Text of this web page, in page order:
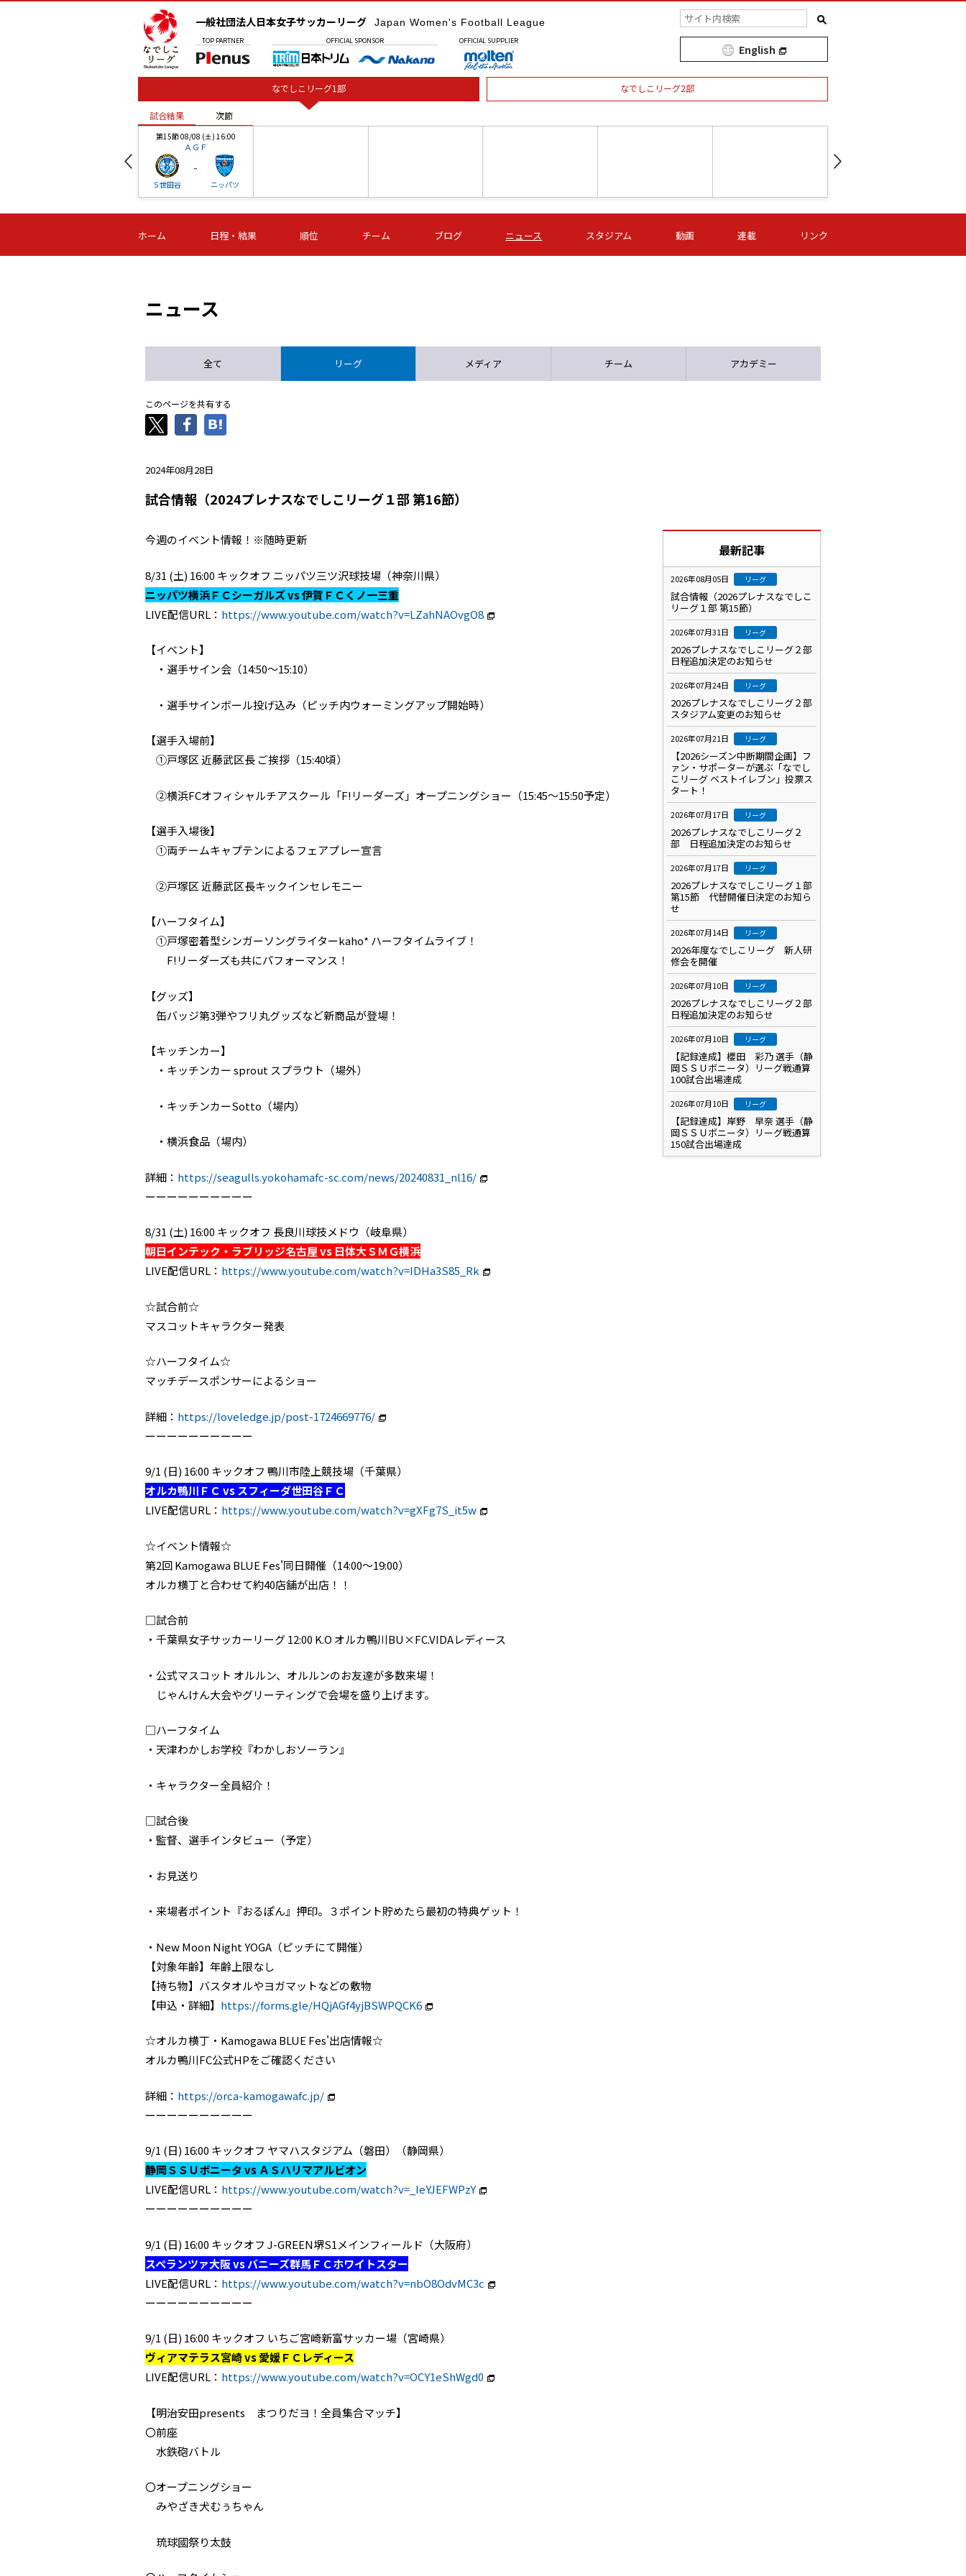
一般社団法人日本女子サッカーリーグ Japan Women's Football League
TOP PARTNER OFFICIAL SPONSOR OFFICIAL SUPPLIER
English
なでしこリーグ1部 なでしこリーグ2部
試合結果 次節
第15節 08/08 (土) 16:00
ＡＧＦ
Ｓ世田谷
-
ニッパツ
-
第16節 09/05 (土) 15:00
ニッパツ
-
第16節 09/05 (土) 15:00
石人の星
-
第16節 09/05 (土) 16:00
ＡＧＦ
-
いちご
-
第16節 09/06 (日) 15:00
-
第16節 09/06 (日) 15:00
- -
試合結果 次節
ホーム 日程・結果 順位 チーム ブログ ニュース スタジアム 動画 連載 リンク
ニュース
全て リーグ メディア チーム アカデミー
このページを共有する
2024年08月28日
試合情報（2024プレナスなでしこリーグ１部 第16節）
今週のイベント情報！※随時更新
8/31 (土) 16:00 キックオフ ニッパツ三ツ沢球技場（神奈川県）
ニッパツ横浜ＦＣシーガルズ vs 伊賀ＦＣくノ一三重
LIVE配信URL： https://www.youtube.com/watch?v=LZahNAOvgO8
【イベント】
・選手サイン会（14:50～15:10）
・選手サインボール投げ込み（ピッチ内ウォーミングアップ開始時）
【選手入場前】
①戸塚区 近藤武区長 ご挨拶（15:40頃）
②横浜FCオフィシャルチアスクール「F!リーダーズ」オープニングショー（15:45～15:50予定）
【選手入場後】
①両チームキャプテンによるフェアプレー宣言
②戸塚区 近藤武区長キックインセレモニー
【ハーフタイム】
①戸塚密着型シンガーソングライターkaho* ハーフタイムライブ！
F!リーダーズも共にパフォーマンス！
【グッズ】
缶バッジ第3弾やフリ丸グッズなど新商品が登場！
【キッチンカー】
・キッチンカー sprout スプラウト（場外）
・キッチンカーSotto（場内）
・横浜食品（場内）
詳細： https://seagulls.yokohamafc-sc.com/news/20240831_nl16/
ーーーーーーーーーー
8/31 (土) 16:00 キックオフ 長良川球技メドウ（岐阜県）
朝日インテック・ラブリッジ名古屋 vs 日体大ＳＭＧ横浜
LIVE配信URL： https://www.youtube.com/watch?v=IDHa3S85_Rk
☆試合前☆
マスコットキャラクター発表
☆ハーフタイム☆
マッチデースポンサーによるショー
詳細： https://loveledge.jp/post-1724669776/
ーーーーーーーーーー
9/1 (日) 16:00 キックオフ 鴨川市陸上競技場（千葉県）
オルカ鴨川ＦＣ vs スフィーダ世田谷ＦＣ
LIVE配信URL： https://www.youtube.com/watch?v=gXFg7S_it5w
☆イベント情報☆
第2回 Kamogawa BLUE Fes'同日開催（14:00～19:00）
オルカ横丁と合わせて約40店舗が出店！！
□試合前
・千葉県女子サッカーリーグ 12:00 K.O オルカ鴨川BU×FC.VIDAレディース
・公式マスコット オルルン、オルルンのお友達が多数来場！
じゃんけん大会やグリーティングで会場を盛り上げます。
□ハーフタイム
・天津わかしお学校『わかしおソーラン』
・キャラクター全員紹介！
□試合後
・監督、選手インタビュー（予定）
・お見送り
・来場者ポイント『おるぽん』押印。３ポイント貯めたら最初の特典ゲット！
・New Moon Night YOGA（ピッチにて開催）
【対象年齢】年齢上限なし
【持ち物】バスタオルやヨガマットなどの敷物
【申込・詳細】 https://forms.gle/HQjAGf4yjBSWPQCK6
☆オルカ横丁・Kamogawa BLUE Fes'出店情報☆
オルカ鴨川FC公式HPをご確認ください
詳細： https://orca-kamogawafc.jp/
ーーーーーーーーーー
9/1 (日) 16:00 キックオフ ヤマハスタジアム（磐田）（静岡県）
静岡ＳＳＵボニータ vs ＡＳハリマアルビオン
LIVE配信URL： https://www.youtube.com/watch?v=_IeYJEFWPzY
ーーーーーーーーーー
9/1 (日) 16:00 キックオフ J-GREEN堺S1メインフィールド（大阪府）
スペランツァ大阪 vs バニーズ群馬ＦＣホワイトスター
LIVE配信URL： https://www.youtube.com/watch?v=nbO8OdvMC3c
ーーーーーーーーーー
9/1 (日) 16:00 キックオフ いちご宮崎新富サッカー場（宮崎県）
ヴィアマテラス宮崎 vs 愛媛ＦＣレディース
LIVE配信URL： https://www.youtube.com/watch?v=OCY1eShWgd0
【明治安田presents まつりだヨ！全員集合マッチ】
〇前座
水鉄砲バトル
〇オープニングショー
みやざき犬むぅちゃん
琉球國祭り太鼓
最新記事
2026年08月05日 リーグ
試合情報（2026プレナスなでしこ
リーグ１部 第15節）
2026年07月31日 リーグ
2026プレナスなでしこリーグ２部
日程追加決定のお知らせ
2026年07月24日 リーグ
2026プレナスなでしこリーグ２部
スタジアム変更のお知らせ
2026年07月21日 リーグ
【2026シーズン中断期間企画】フ
ァン・サポーターが選ぶ「なでし
こリーグ ベストイレブン」投票ス
タート！
2026年07月17日 リーグ
2026プレナスなでしこリーグ２
部 日程追加決定のお知らせ
2026年07月17日 リーグ
2026プレナスなでしこリーグ１部
第15節 代替開催日決定のお知ら
せ
2026年07月14日 リーグ
2026年度なでしこリーグ 新人研
修会を開催
2026年07月10日 リーグ
2026プレナスなでしこリーグ２部
日程追加決定のお知らせ
2026年07月10日 リーグ
【記録達成】櫻田 彩乃 選手（静
岡ＳＳＵボニータ）リーグ戦通算
100試合出場達成
2026年07月10日 リーグ
【記録達成】岸野 早奈 選手（静
岡ＳＳＵボニータ）リーグ戦通算
150試合出場達成